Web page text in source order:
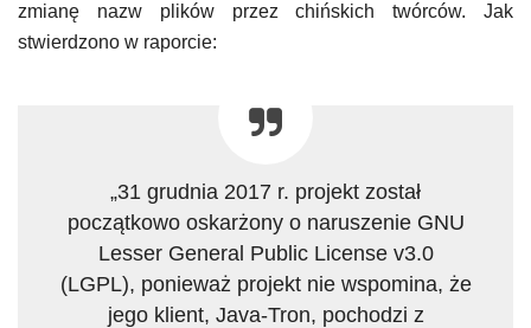
zmianę nazw plików przez chińskich twórców. Jak
stwierdzono w raporcie:
„31 grudnia 2017 r. projekt został
początkowo oskarżony o naruszenie GNU
Lesser General Public License v3.0
(LGPL), ponieważ projekt nie wspomina, że
​​jego klient, Java-Tron, pochodzi z